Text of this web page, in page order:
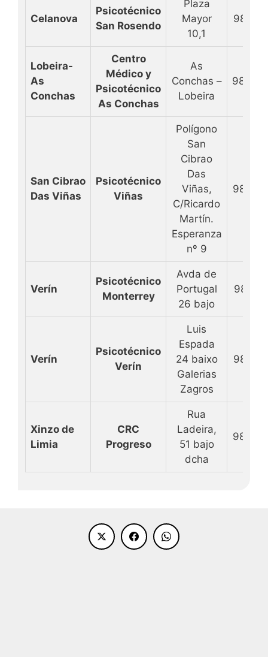
Celanova
Psicotécnico
San Rosendo
Plaza
Mayor
10,1
Lobeira-
As
Conchas
Centro
Médico y
Psicotécnico
As Conchas
As
Conchas –
Lobeira
San Cibrao
Das Viñas
Psicotécnico
Viñas
Polígono
San
Cibrao
Das
Viñas,
C/Ricardo
Martín.
Esperanza
nº 9
Verín
Psicotécnico
Monterrey
Avda de
Portugal
26 bajo
Verín
Psicotécnico
Verín
Luis
Espada
24 baixo
Galerias
Zagros
Xinzo de
Limia
CRC
Progreso
Rua
Ladeira,
51 bajo
dcha